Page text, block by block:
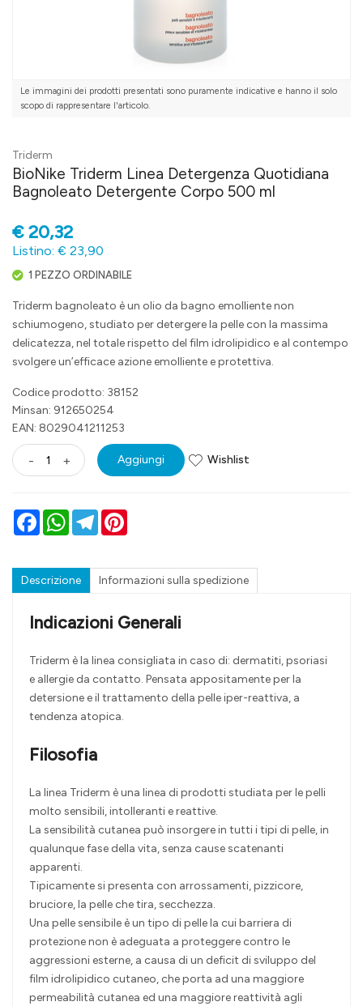
Le immagini dei prodotti presentati sono puramente indicative e hanno il solo
scopo di rappresentare l'articolo.
Triderm
BioNike Triderm Linea Detergenza Quotidiana
Bagnoleato Detergente Corpo 500 ml
€20,32
Listino: € 23,90
1 PEZZO ORDINABILE
Triderm bagnoleato è un olio da bagno emolliente non
schiumogeno, studiato per detergere la pelle con la massima
delicatezza, nel totale rispetto del film idrolipidico e al contempo
svolgere un’efficace azione emolliente e protettiva.
Codice prodotto: 38152
Minsan: 912650254
EAN: 8029041211253
- + Aggiungi Wishlist
FacebookWhatsAppTelegram
Descrizione Informazioni sulla spedizione
Indicazioni Generali
Triderm è la linea consigliata in caso di: dermatiti, psoriasi
e allergie da contatto. Pensata appositamente per la
detersione e il trattamento della pelle iper-reattiva, a
tendenza atopica.
Filosofia
La linea Triderm è una linea di prodotti studiata per le pelli
molto sensibili, intolleranti e reattive.
La sensibilità cutanea può insorgere in tutti i tipi di pelle, in
qualunque fase della vita, senza cause scatenanti
apparenti.
Tipicamente si presenta con arrossamenti, pizzicore,
bruciore, la pelle che tira, secchezza.
Una pelle sensibile è un tipo di pelle la cui barriera di
protezione non è adeguata a proteggere contro le
aggressioni esterne, a causa di un deficit di sviluppo del
film idrolipidico cutaneo, che porta ad una maggiore
permeabilità cutanea ed una maggiore reattività agli